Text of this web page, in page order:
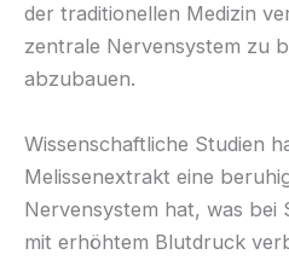
der traditionellen Medizin
zentrale Nervensystem zu
abzubauen.
Wissenschaftliche Studien
Melissenextrakt eine
Nervensystem hat, was bei
mit erhöhtem Blutdruck